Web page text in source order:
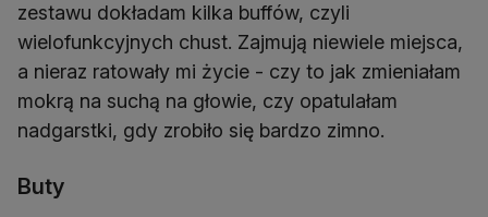
zestawu dokładam kilka buffów, czyli
wielofunkcyjnych chust. Zajmują niewiele miejsca,
a nieraz ratowały mi życie - czy to jak zmieniałam
mokrą na suchą na głowie, czy opatulałam
nadgarstki, gdy zrobiło się bardzo zimno.
Buty